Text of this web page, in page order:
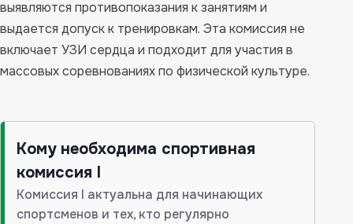
выявляются противопоказания к занятиям и
выдается допуск к тренировкам. Эта комиссия не
включает УЗИ сердца и подходит для участия в
массовых соревнованиях по физической культуре.
Кому необходима спортивная
комиссия I
Комиссия I актуальна для начинающих
спортсменов и тех, кто регулярно